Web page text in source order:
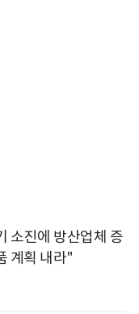
소진에 방산업체 증
계획 내라"